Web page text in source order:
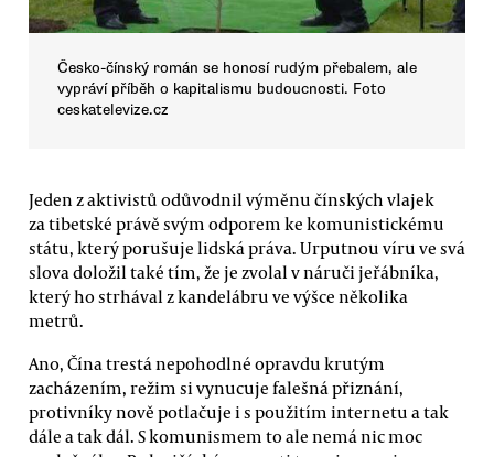
Česko-čínský román se honosí rudým přebalem, ale
vypráví příběh o kapitalismu budoucnosti. Foto
ceskatelevize.cz
Jeden z aktivistů odůvodnil výměnu čínských vlajek
za tibetské právě svým odporem ke komunistickému
státu, který porušuje lidská práva. Urputnou víru ve svá
slova doložil také tím, že je zvolal v náruči jeřábníka,
který ho strhával z kandelábru ve výšce několika
metrů.
Ano, Čína trestá nepohodlné opravdu krutým
zacházením, režim si vynucuje falešná přiznání,
protivníky nově potlačuje i s použitím internetu a tak
dále a tak dál. S komunismem to ale nemá nic moc